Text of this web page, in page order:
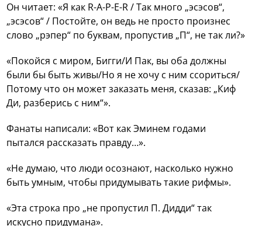
Он читает: «Я как R-A-P-E-R / Так много „эсэсов“,
„эсэсов“ / Постойте, он ведь не просто произнес
слово „рэпер“ по буквам, пропустив „П“, не так ли?»
«Покойся с миром, Бигги/И Пак, вы оба должны
были бы быть живы/Но я не хочу с ним ссориться/
Потому что он может заказать меня, сказав: „Киф
Ди, разберись с ним“».
Фанаты написали: «Вот как Эминем годами
пытался рассказать правду…».
«Не думаю, что люди осознают, насколько нужно
быть умным, чтобы придумывать такие рифмы».
«Эта строка про „не пропустил П. Дидди“ так
искусно придумана».